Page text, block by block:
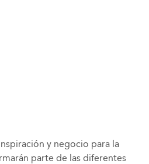
y negocio para la
parte de las diferentes